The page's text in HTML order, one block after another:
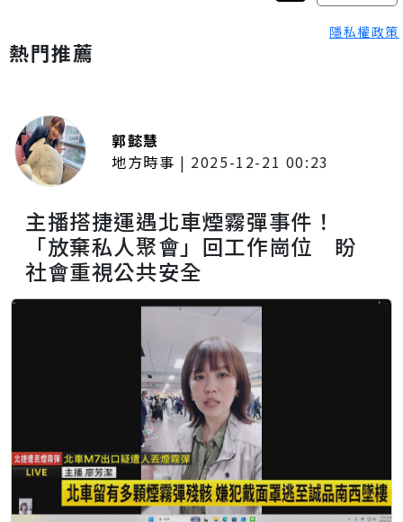
隱私權政策
熱門推薦
郭懿慧
地方時事 | 2025-12-21 00:23
主播搭捷運遇北車煙霧彈事件！
「放棄私人聚會」回工作崗位 盼
社會重視公共安全